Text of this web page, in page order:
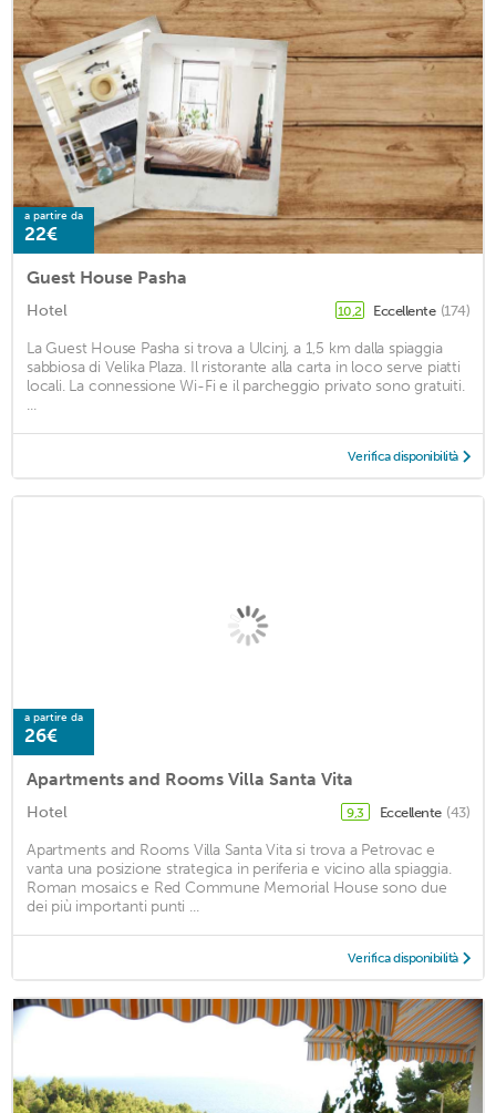
a partire da
22€
Guest House Pasha
Hotel 10,2 Eccellente (174)
La Guest House Pasha si trova a Ulcinj, a 1,5 km dalla spiaggia
sabbiosa di Velika Plaza. Il ristorante alla carta in loco serve piatti
locali. La connessione Wi-Fi e il parcheggio privato sono gratuiti.
...
Verifica disponibilità
a partire da
26€
Apartments and Rooms Villa Santa Vita
Hotel 9,3 Eccellente (43)
Apartments and Rooms Villa Santa Vita si trova a Petrovac e
vanta una posizione strategica in periferia e vicino alla spiaggia.
Roman mosaics e Red Commune Memorial House sono due
dei più importanti punti ...
Verifica disponibilità